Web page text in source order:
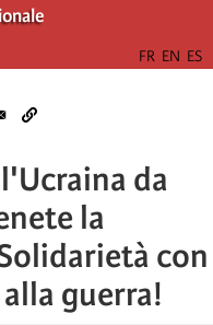
da
la
con
guerra!